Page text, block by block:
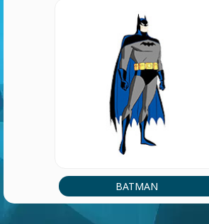
BATMAN